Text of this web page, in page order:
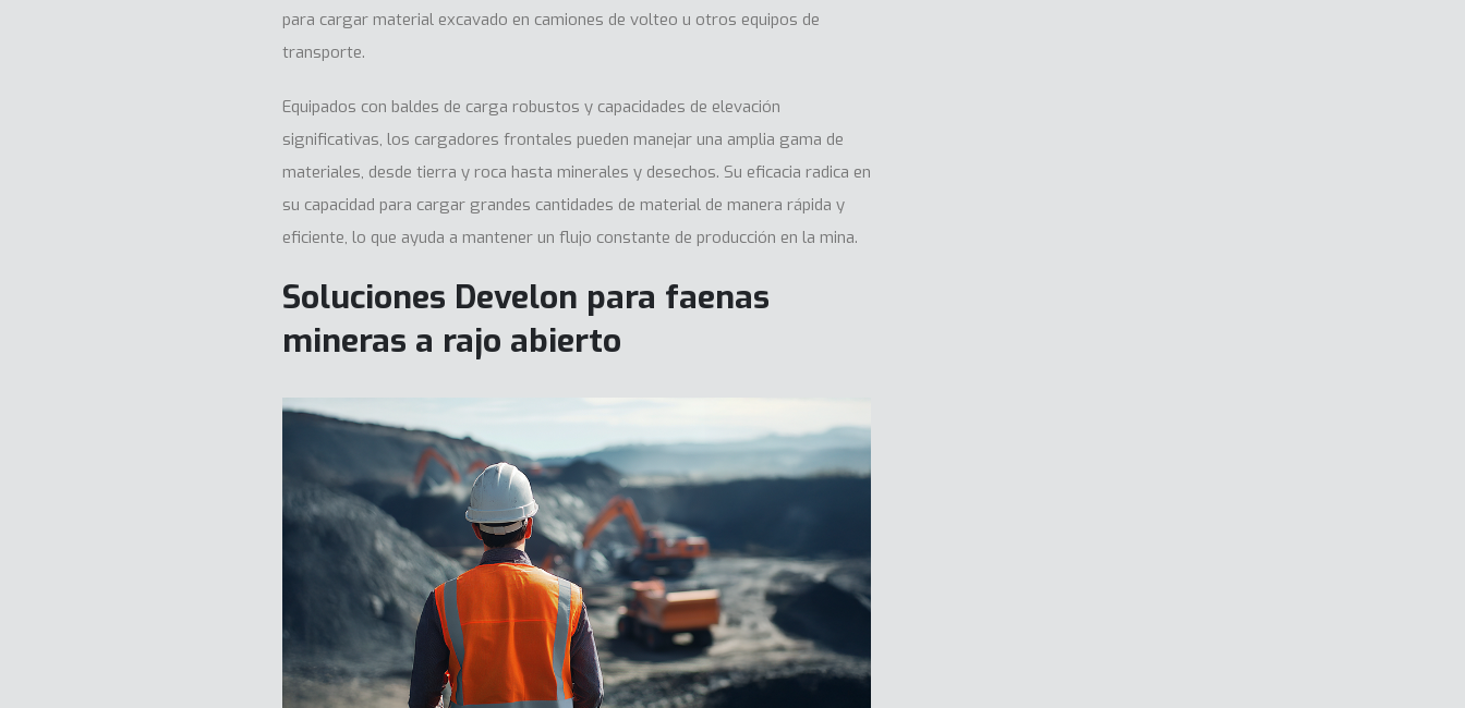
para cargar material excavado en camiones de volteo u otros equipos de
transporte.
Equipados con baldes de carga robustos y capacidades de elevación
significativas, los cargadores frontales pueden manejar una amplia gama de
materiales, desde tierra y roca hasta minerales y desechos. Su eficacia radica en
su capacidad para cargar grandes cantidades de material de manera rápida y
eficiente, lo que ayuda a mantener un flujo constante de producción en la mina.
Soluciones Develon para faenas
mineras a rajo abierto